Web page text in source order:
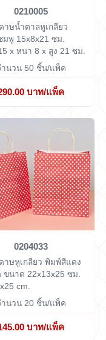
0210005
าษน้ำตาลหูเกลียว
พู 15x8x21 ซม.
x หนา 8 x สูง 21 ซม.
ำนวน 50 ชิ้น/แพ็ค
บาท/แพ็ค
0204033
าษหูเกลียว พิมพ์สีแดง
ขนาด 22x13x25 ซม.
cm.
ำนวน 20 ชิ้น/แพ็ค
บาท/แพ็ค